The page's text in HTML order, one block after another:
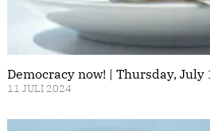
Democracy now! | Thursday, July
11 JULI 2024